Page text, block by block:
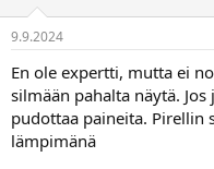
9.9.2024
En ole expertti, mutta ei
silmään pahalta näytä.
pudottaa paineita. Pirellin
lämpimänä